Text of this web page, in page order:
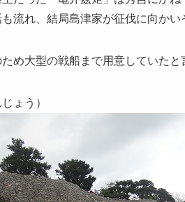
流れ、結局島津家が征伐に向かい
め大型の戦船まで用意していたと
ょう）